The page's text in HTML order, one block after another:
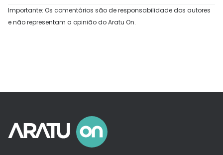
Importante: Os comentários são de responsabilidade dos autores
e não representam a opinião do Aratu On.